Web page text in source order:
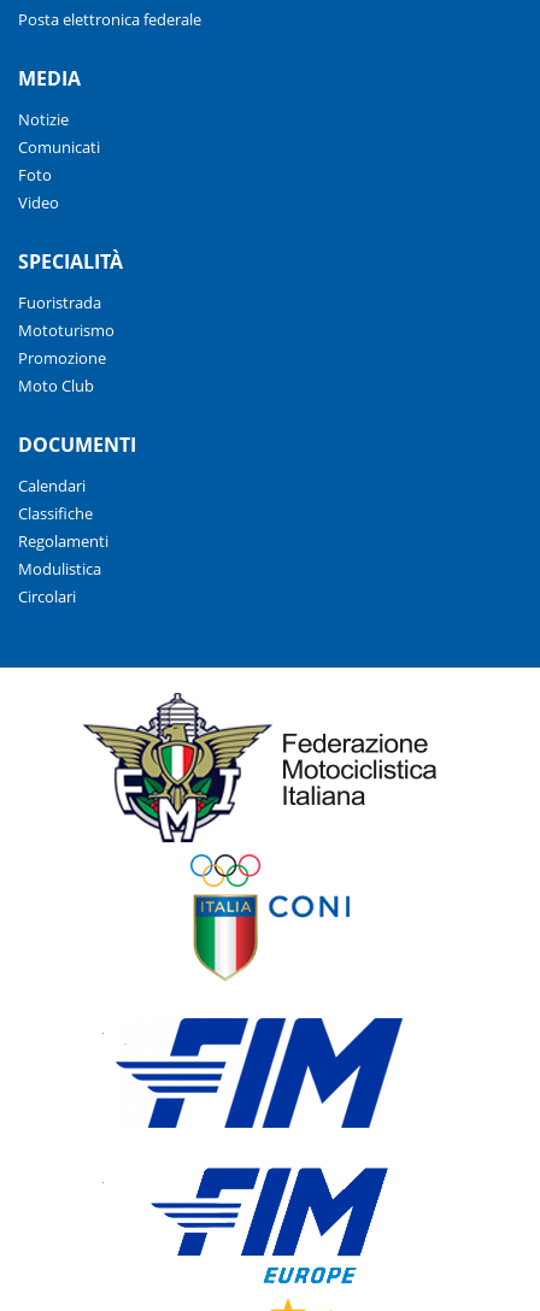
Posta elettronica federale
MEDIA
Notizie
Comunicati
Foto
Video
SPECIALITÀ
Fuoristrada
Mototurismo
Promozione
Moto Club
DOCUMENTI
Calendari
Classifiche
Regolamenti
Modulistica
Circolari